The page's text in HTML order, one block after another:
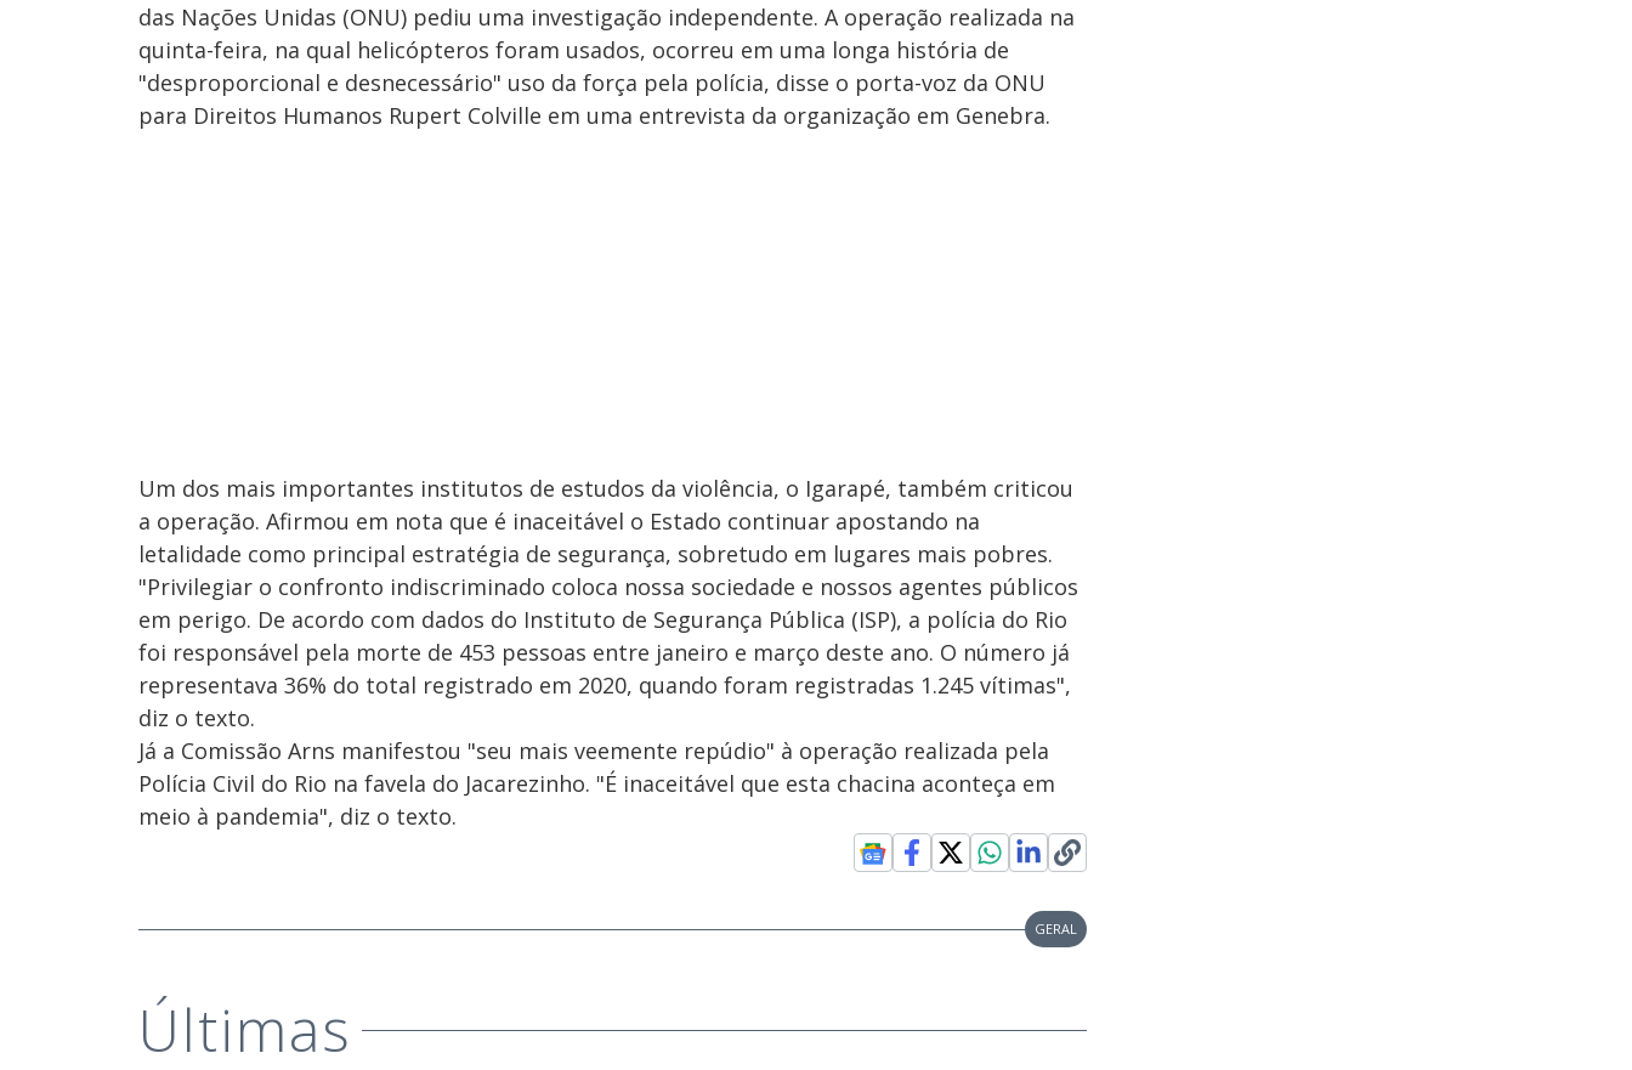
das Nações Unidas (ONU) pediu uma investigação independente. A operação realizada na
quinta-feira, na qual helicópteros foram usados, ocorreu em uma longa história de
"desproporcional e desnecessário" uso da força pela polícia, disse o porta-voz da ONU
para Direitos Humanos Rupert Colville em uma entrevista da organização em Genebra.
Um dos mais importantes institutos de estudos da violência, o Igarapé, também criticou
a operação. Afirmou em nota que é inaceitável o Estado continuar apostando na
letalidade como principal estratégia de segurança, sobretudo em lugares mais pobres.
"Privilegiar o confronto indiscriminado coloca nossa sociedade e nossos agentes públicos
em perigo. De acordo com dados do Instituto de Segurança Pública (ISP), a polícia do Rio
foi responsável pela morte de 453 pessoas entre janeiro e março deste ano. O número já
representava 36% do total registrado em 2020, quando foram registradas 1.245 vítimas",
diz o texto.
Já a Comissão Arns manifestou "seu mais veemente repúdio" à operação realizada pela
Polícia Civil do Rio na favela do Jacarezinho. "É inaceitável que esta chacina aconteça em
meio à pandemia", diz o texto.
GERAL
Últimas